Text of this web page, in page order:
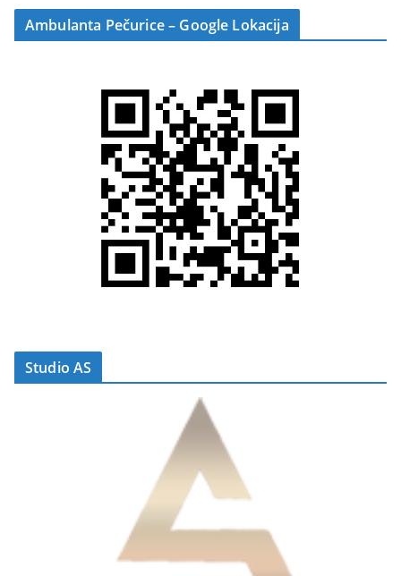
Ambulanta Pečurice – Google Lokacija
Studio AS